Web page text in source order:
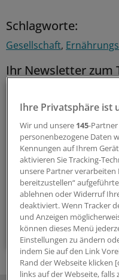
Schlagworte:
Gesellschaft
Ihr Newsletter zum
Außergewöhnliche
Persönlichkeiten und
Neues wagen: In
Geschichten
vier Mal
Zum
Ihre Privatsphäre ist
Wir und unsere 145-
personenbezogene Daten
Kennungen auf Ihrem
aktivieren Sie Tracking-
unsere Partner
bereitzustellen“
ablehnen oder Widerruf
deaktiviert. Wenn Tracker
und Anzeigen
können dieses Menü
Einstellungen zu ändern
indem Sie auf den Link
Rand der Webseite klicken
links auf der Webseite,